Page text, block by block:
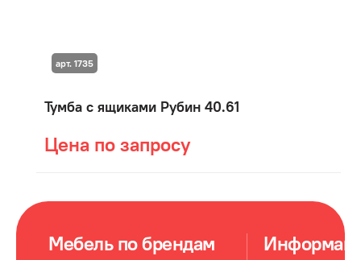
Тумба с ящиками Рубин 40.61
Цена по запросу
арт. 1735
Мебель по брендам